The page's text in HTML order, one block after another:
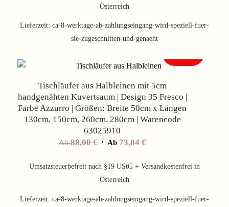
Österreich
Lieferzeit: ca-8-werktage-ab-zahlungseingang-wird-speziell-fuer-
sie-zugeschnitten-und-genaeht
Tischläufer aus Halbleinen mit 5cm
handgenähten Kuvertsaum | Design 35 Fresco |
Farbe Azzurro | Größen: Breite 50cm x Längen
130cm, 150cm, 260cm, 280cm | Warencode
63025910
Ab88,00€ Ab 73,04 €
Umsatzsteuerbefreit nach §19 UStG + Versandkostenfrei in
Österreich
Lieferzeit: ca-8-werktage-ab-zahlungseingang-wird-speziell-fuer-